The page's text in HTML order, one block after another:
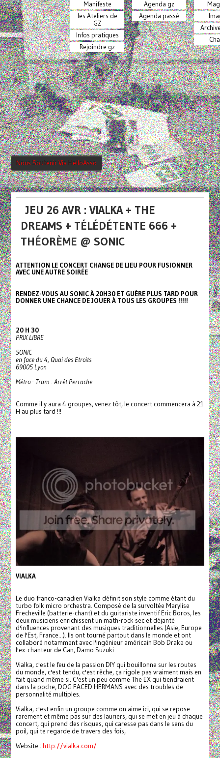
Manifeste
les Ateliers de
GZ
Infos pratiques
Rejoindre gz
Agenda gz
Agenda passé
Nous Soutenir Via HelloAsso
JEU 26 AVR : VIALKA + THE
DREAMS + TÉLÉDÉTENTE 666 +
THÉORÈME @ SONIC
ATTENTION LE CONCERT CHANGE DE LIEU POUR FUSIONNER
AVEC UNE AUTRE SOIRÉE
RENDEZ-VOUS AU SONIC À 20H30 ET GUÈRE PLUS TARD POUR
DONNER UNE CHANCE DE JOUER À TOUS LES GROUPES !!!!!
20 H 30
PRIX LIBRE
SONIC
en face du 4, Quai des Etroits
69005 Lyon
Métro - Tram : Arrêt Perrache
Comme il y aura 4 groupes, venez tôt, le concert commencera à 21
H au plus tard !!!
VIALKA
Le duo franco-canadien Vialka définit son style comme étant du
turbo folk micro orchestra. Composé de la survoltée Marylise
Frecheville (batterie-chant) et du guitariste inventif Eric Boros, les
deux musiciens enrichissent un math-rock sec et déjanté
d'influences provenant des musiques traditionnelles (Asie, Europe
de l'Est, France...). Ils ont tourné partout dans le monde et ont
collaboré notamment avec l'ingénieur américain Bob Drake ou
l'ex-chanteur de Can, Damo Suzuki.
Vialka, c'est le feu de la passion DIY qui bouillonne sur les routes
du monde, c'est tendu, c'est rêche, ça rigole pas vraiment mais en
fait quand même si. C'est un peu comme The EX qui tiendraient
dans la poche, DOG FACED HERMANS avec des troubles de
personnalité multiples.
Vialka, c'est enfin un groupe comme on aime ici, qui se repose
rarement et même pas sur des lauriers, qui se met en jeu à chaque
concert, qui prend des risques, qui caresse pas dans le sens du
poil, qui te regarde de travers des fois,
Website : http://vialka.com/